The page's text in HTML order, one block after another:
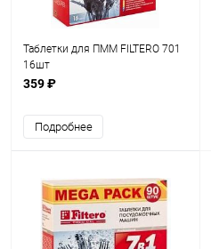
Таблетки для ПММ FILTERO 701
16шт
359 ₽
Подробнее